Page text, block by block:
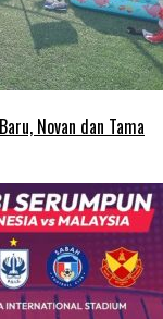
Novan dan Tama